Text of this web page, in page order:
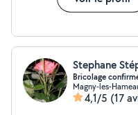
Stephane
Bricolage
Magny-les-
4,1/5 (17